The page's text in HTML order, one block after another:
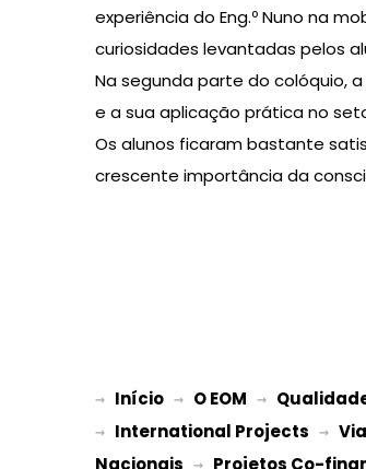
experiência do Eng.º Nuno na
curiosidades levantadas pelos
Na segunda parte do colóquio, a
e a sua aplicação prática no
Os alunos ficaram bastante
crescente importância da
→ Início → O EOM →
→ International Projects →
Nacionais → Projetos Co-